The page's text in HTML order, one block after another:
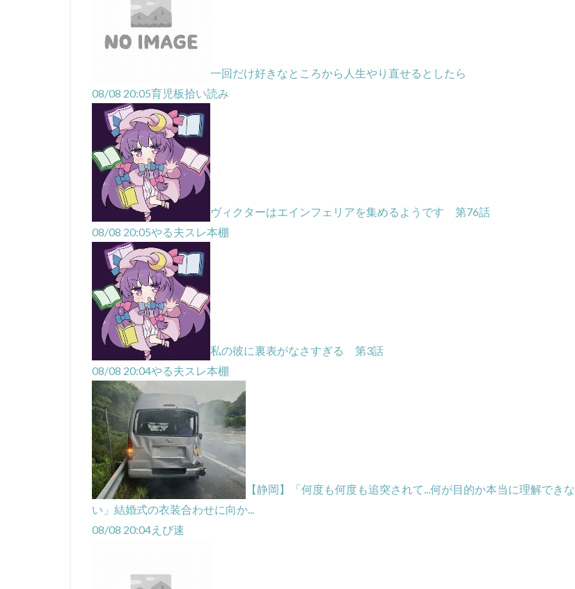
一回だけ好きなところから人生やり直せるとしたら
08/08 20:05育児板拾い読み
ヴィクターはエインフェリアを集めるようです 第76話
08/08 20:05やる夫スレ本棚
私の彼に裏表がなさすぎる 第3話
08/08 20:04やる夫スレ本棚
【静岡】「何度も何度も追突されて...何が目的か本当に理解できな
い」結婚式の衣装合わせに向か...
08/08 20:04えび速